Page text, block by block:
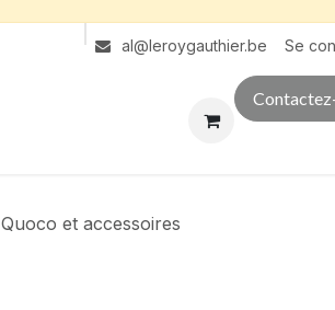
al@leroygauthier.be Se
et accessoires